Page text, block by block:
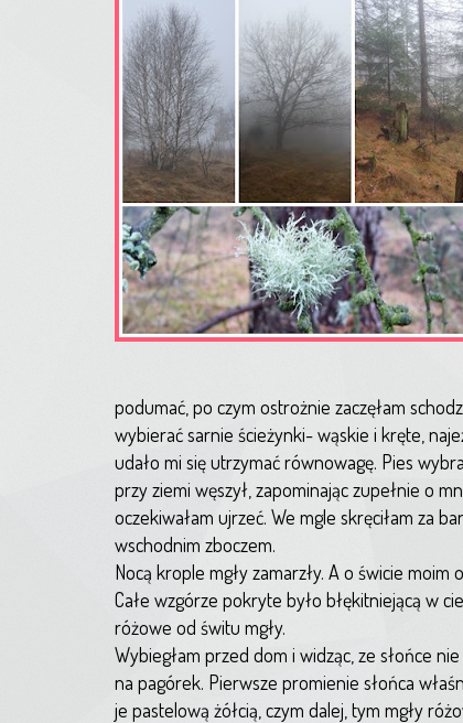
podumać, po czym ostrożnie zaczęłam
wybierać sarnie ścieżynki- wąskie i kręte,
udało mi się utrzymać równowagę. Pies
przy ziemi węszył, zapominając zupełnie o
oczekiwałam ujrzeć. We mgle skręciłam za
wschodnim zboczem.
Nocą krople mgły zamarzły. A o świcie moim
Całe wzgórze pokryte było błękitniejącą w
różowe od świtu mgły.
Wybiegłam przed dom i widząc, ze słońce
na pagórek. Pierwsze promienie słońca
je pastelową żółcią, czym dalej, tym mgły